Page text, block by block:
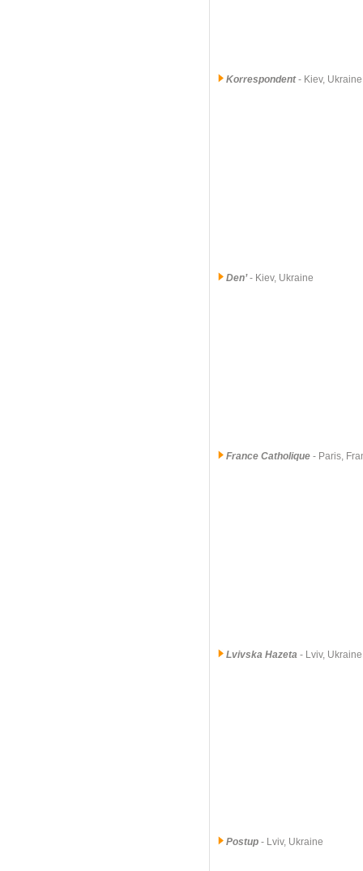
Korrespondent- Kiev, Ukraine
Den’- Kiev, Ukraine
France Catholique - Paris,
Lvivska Hazeta - Lviv,
Postup - Lviv, Ukraine